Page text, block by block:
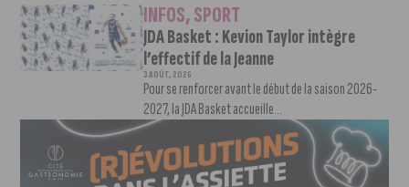
INFOS,SPORT
JDA Basket : Kevion Taylor intègre
l’effectif de la Jeanne
3 AOÛT, 2026
Pour se renforcer avant le début de la saison 2026-
2027, la JDA Basket accueille...